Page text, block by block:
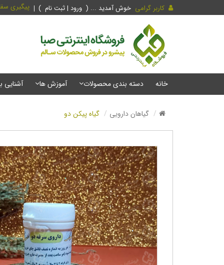
کاربر گرامی خوش آمدید ... ( ورود | ثبت نام ) پیگیری
خانه دسته بندی محصولات آموزش ها آشنایی
گیاهان دارویی گیاه پیکن دو